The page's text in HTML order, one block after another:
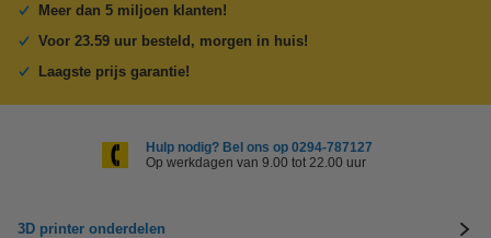
Meer dan 5 miljoen klanten!
Voor 23.59 uur besteld, morgen in huis!
Laagste prijs garantie!
Hulp nodig? Bel ons op 0294-787127
Op werkdagen van 9.00 tot 22.00 uur
3D printer onderdelen